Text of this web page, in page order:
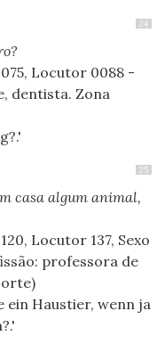
24
Locutor 0088 -
dentista. Zona
25
casa algum animal,
Locutor 137, Sexo
professora de
ein Haustier, wenn ja